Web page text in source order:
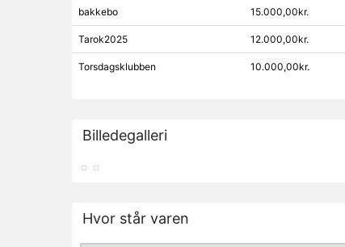
bakkebo 15.000,00kr.
Tarok2025 12.000,00kr.
Torsdagsklubben 10.000,00kr.
Billedegalleri
Hvor står varen